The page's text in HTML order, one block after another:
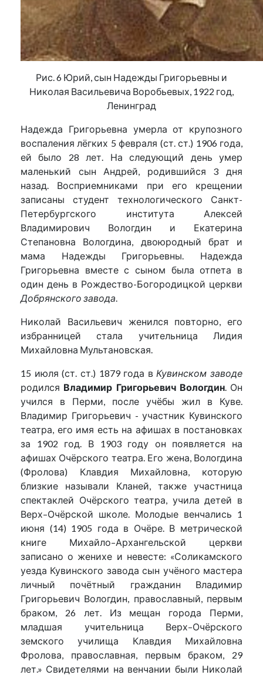
Рис. 6 Юрий, сын Надежды Григорьевны и
Николая Васильевича Воробьевых, 1922 год,
Ленинград
Надежда Григорьевна умерла от крупозного
воспаления лёгких 5 февраля (ст. ст.) 1906 года,
ей было 28 лет. На следующий день умер
маленький сын Андрей, родившийся 3 дня
назад. Восприемниками при его крещении
записаны студент технологического Санкт-
Петербургского института Алексей
Владимирович Вологдин и Екатерина
Степановна Вологдина, двоюродный брат и
мама Надежды Григорьевны. Надежда
Григорьевна вместе с сыном была отпета в
один день в Рождество-Богородицкой церкви
Добрянского завода.
Николай Васильевич женился повторно, его
избранницей стала учительница Лидия
Михайловна Мультановская.
15 июля (ст. ст.) 1879 года в Кувинском заводе
родился Владимир Григорьевич Вологдин. Он
учился в Перми, после учёбы жил в Куве.
Владимир Григорьевич - участник Кувинского
театра, его имя есть на афишах в постановках
за 1902 год. В 1903 году он появляется на
афишах Очёрского театра. Его жена, Вологдина
(Фролова) Клавдия Михайловна, которую
близкие называли Кланей, также участница
спектаклей Очёрского театра, учила детей в
Верх–Очёрской школе. Молодые венчались 1
июня (14) 1905 года в Очёре. В метрической
книге Михайло–Архангельской церкви
записано о женихе и невесте: «Соликамского
уезда Кувинского завода сын учёного мастера
личный почётный гражданин Владимир
Григорьевич Вологдин, православный, первым
браком, 26 лет. Из мещан города Перми,
младшая учительница Верх–Очёрского
земского училища Клавдия Михайловна
Фролова, православная, первым браком, 29
лет.» Свидетелями на венчании были Николай